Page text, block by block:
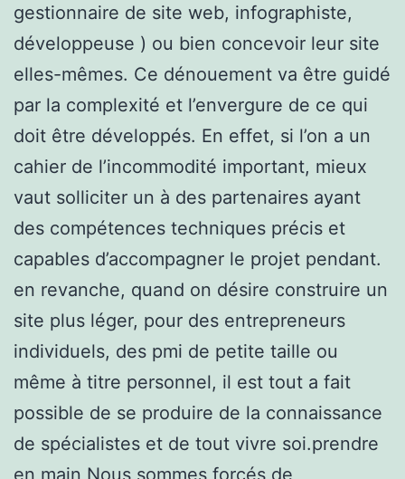
gestionnaire de site web, infographiste,
développeuse ) ou bien concevoir leur site
elles-mêmes. Ce dénouement va être guidé
par la complexité et l’envergure de ce qui
doit être développés. En effet, si l’on a un
cahier de l’incommodité important, mieux
vaut solliciter un à des partenaires ayant
des compétences techniques précis et
capables d’accompagner le projet pendant.
en revanche, quand on désire construire un
site plus léger, pour des entrepreneurs
individuels, des pmi de petite taille ou
même à titre personnel, il est tout a fait
possible de se produire de la connaissance
de spécialistes et de tout vivre soi.prendre
en main Nous sommes forcés de